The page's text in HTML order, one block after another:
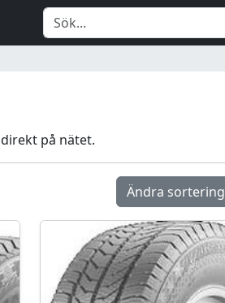
på nätet.
Ändra sortering